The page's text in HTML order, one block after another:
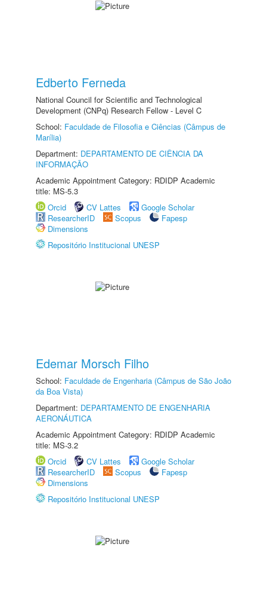
Edberto Ferneda
National Council for Scientific and Technological
Development (CNPq) Research Fellow - Level C
School: Faculdade de Filosofia e Ciências (Câmpus de
Marília)
Department: DEPARTAMENTO DE CIÊNCIA DA
INFORMAÇÃO
Academic Appointment Category: RDIDP Academic
title: MS-5.3
Orcid
CV Lattes
Google Scholar
ResearcherID
Scopus
Fapesp
Dimensions
Repositório Institucional UNESP
Edemar Morsch Filho
School: Faculdade de Engenharia (Câmpus de São João
da Boa Vista)
Department: DEPARTAMENTO DE ENGENHARIA
AERONÁUTICA
Academic Appointment Category: RDIDP Academic
title: MS-3.2
Orcid
CV Lattes
Google Scholar
ResearcherID
Scopus
Fapesp
Dimensions
Repositório Institucional UNESP